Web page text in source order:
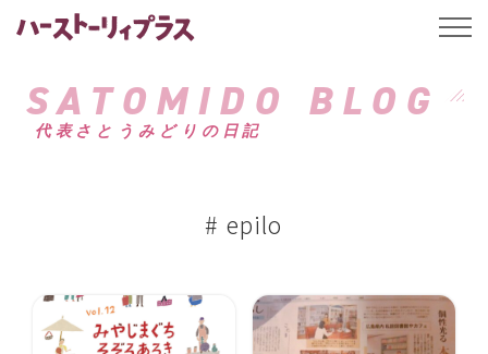
ハーストーリィプ
SATOMIDO BLOG
代表さとうみどりの日記
# epilo
t
l